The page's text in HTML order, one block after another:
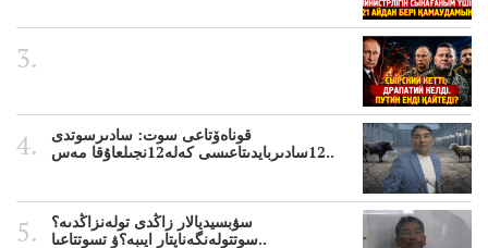
قوناەۆتاعى سوت: سادىرسوتدى
12سادىربايدىتاعىسى كەلە12نجىلعاۇقا مەس..
سۋبسيديالار زاڭدى تولەنزاڭدىە؟
سوتتولەنگەناپتار ايىبە؟ۋ تسوتتاعىا..